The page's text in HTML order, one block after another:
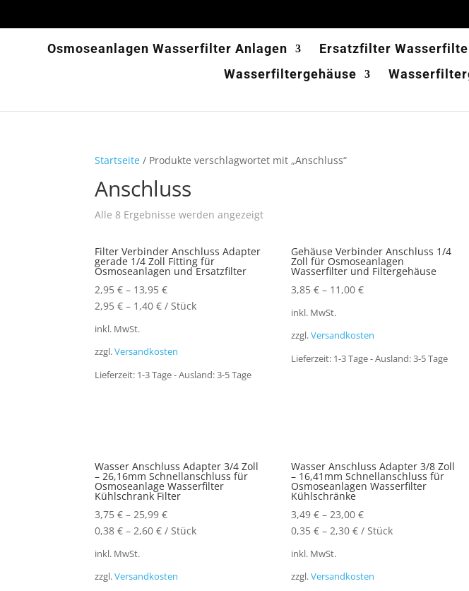
Osmoseanlagen Wasserfilter Anlagen Ersatzfilter
Wasserfiltergehäuse
Startseite / Produkte verschlagwortet mit „Anschluss“
Anschluss
Alle 8 Ergebnisse werden angezeigt
Filter Verbinder Anschluss Adapter
gerade 1/4 Zoll Fitting für
Osmoseanlagen und Ersatzfilter
2,95€ – 13,95€
2,95€ – 1,40€ /Stück
inkl. MwSt.
zzgl.Versandkosten
Lieferzeit: 1-3 Tage - Ausland: 3-5 Tage
Gehäuse Verbinder Anschluss 1/4
Zoll für Osmoseanlagen
Wasserfilter und Filtergehäuse
3,85€ – 11,00€
inkl. MwSt.
zzgl.Versandkosten
Lieferzeit: 1-3 Tage - Ausland: 3-5 Tage
Wasser Anschluss Adapter 3/4 Zoll
– 26,16mm Schnellanschluss für
Osmoseanlage Wasserfilter
Kühlschrank Filter
3,75€ – 25,99€
0,38€ – 2,60€ / Stück
inkl. MwSt.
zzgl.Versandkosten
Wasser Anschluss Adapter 3/8 Zoll
– 16,41mm Schnellanschluss für
Osmoseanlagen Wasserfilter
Kühlschränke
3,49€ – 23,00€
0,35€ – 2,30€ / Stück
inkl. MwSt.
zzgl.Versandkosten